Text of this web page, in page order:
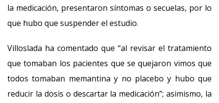
la medicación, presentaron síntomas o secuelas, por lo
que hubo que suspender el estudio.
Villoslada ha comentado que “al revisar el tratamiento
que tomaban los pacientes que se quejaron vimos que
todos tomaban memantina y no placebo y hubo que
reducir la dosis o descartar la medicación”; asimismo, la